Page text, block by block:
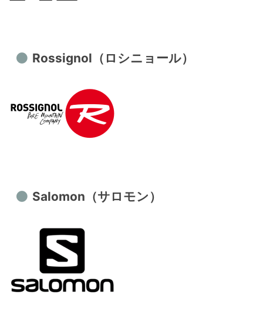
Rossignol（ロシニョール）
Salomon（サロモン）